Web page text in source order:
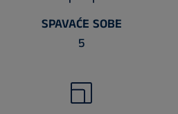
SPAVAĆE SOBE
5